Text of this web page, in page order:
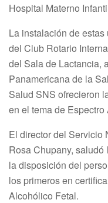
Hospital Materno
La instalación de
del Club Rotario
del Sala de Lactancia,
Panamericana de la
Salud SNS ofrecieron
en el tema de
El director del Servicio
Rosa Chupany,
la disposición del
los primeros en
Alcohólico Fetal.